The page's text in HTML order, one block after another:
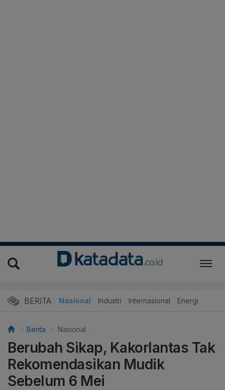
BERITA Nasional Industri Internasional Energi
Berita Nasional
Berubah Sikap, Kakorlantas Tak
Rekomendasikan Mudik
Sebelum 6 Mei